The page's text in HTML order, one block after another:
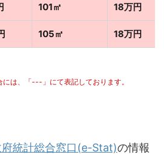
101㎡ 18万円
105㎡ 18万円
は、「---」にて表記しております。
統計総合窓口(e-Stat)の情報